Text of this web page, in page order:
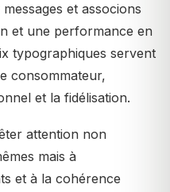
et associons
et une performance en
typographiques servent
consommateur,
et la fidélisation.
attention non
mais à
et à la cohérence